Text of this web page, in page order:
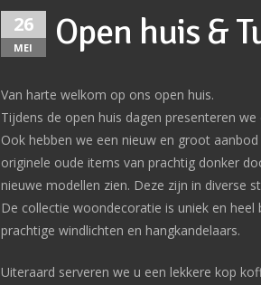
26
MEI Open huis &
Van harte welkom op ons open huis.
Tijdens de open huis dagen presenteren
Ook hebben we een nieuw en groot
originele oude items van prachtig donker
nieuwe modellen zien. Deze zijn in diverse
De collectie woondecoratie is uniek en
prachtige windlichten en hangkandelaars.
Uiteraard serveren we u een lekkere kop